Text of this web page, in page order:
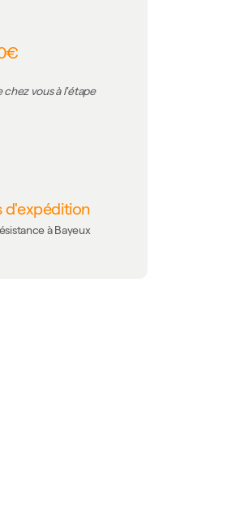
chez vous à l'étape
d'expédition
à Bayeux